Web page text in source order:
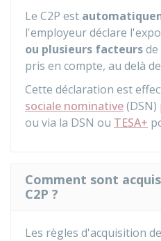
Le C2P est
l'employeur déclare
ou plusieurs facteurs
pris en compte, au delà
Cette déclaration est
sociale nominative
ou via la DSN ou TESA+
Comment sont
C2P ?
Les règles d'acquisition